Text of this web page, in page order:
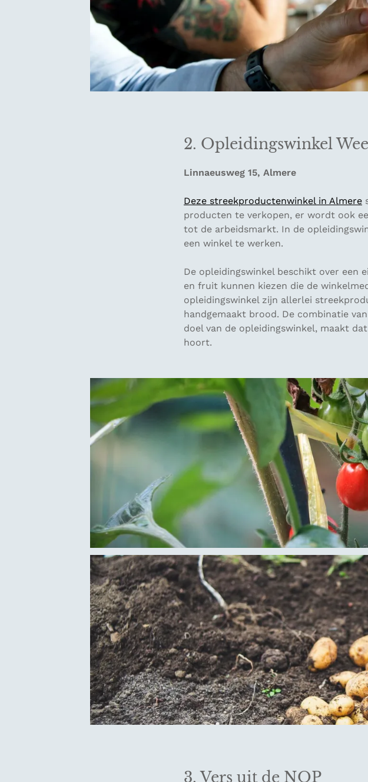
2. Opleidingswinkel
Linnaeusweg 15, Almere
Deze streekproductenwinkel in Almere
producten te verkopen, er wordt ook
tot de arbeidsmarkt. In de
een winkel te werken.
De opleidingswinkel beschikt over een
en fruit kunnen kiezen die de
opleidingswinkel zijn allerlei
handgemaakt brood. De combinatie
doel van de opleidingswinkel, maakt
hoort.
3. Vers uit de NOP